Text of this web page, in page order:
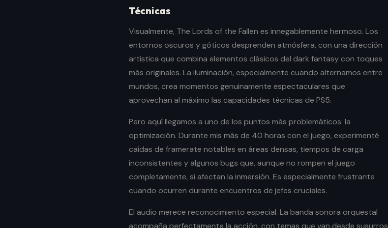
Técnicas
Visualmente, The Lords of the Fallen es innegablemente hermoso. Los
entornos oscuros y góticos desprenden atmósfera, con una dirección
artística que combina elementos clásicos del dark fantasy con toques
más originales. La iluminación, especialmente cuando alternamos entre
mundos, crea momentos genuinamente espectaculares que
aprovechan al máximo las capacidades técnicas de PS5.
Pero aquí llegamos a uno de los puntos más problemáticos: la
optimización. Durante mis más de 40 horas con el juego, experimenté
caídas de framerate notables en áreas densas, tiempos de carga
inconsistentes y algunos bugs que, aunque no rompen el juego
completamente, sí afectan la inmersión. Es especialmente frustrante
cuando ocurren durante encuentros de jefes cruciales.
El audio merece reconocimiento especial. La banda sonora orquestal
acompaña perfectamente la acción, con temas que van desde susurros